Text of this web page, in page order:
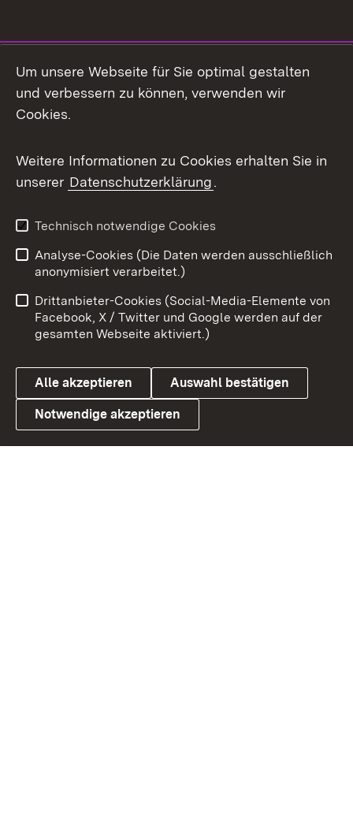
Facebook
X / Twitter
Youtube
Link zum Landesportal
Impressum
Kontakt
Barrierefreiheit
Datenschutz
Cookies
Um unsere Webseite für Sie optimal gestalten
und verbessern zu können, verwenden wir
Cookies.
Weitere Informationen zu Cookies erhalten Sie in
unserer Datenschutzerklärung.
Technisch notwendige Cookies
Analyse-Cookies (Die Daten werden ausschließlich
anonymisiert verarbeitet.)
Drittanbieter-Cookies (Social-Media-Elemente von
Facebook, X / Twitter und Google werden auf der
gesamten Webseite aktiviert.)
Alle akzeptieren Auswahl bestätigen
Notwendige akzeptieren